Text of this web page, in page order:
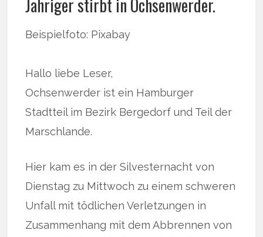
Beispielfoto: Pixabay
Hallo liebe Leser,
Ochsenwerder ist ein Hamburger
Stadtteil im Bezirk Bergedorf und Teil der
Marschlande.
Hier kam es in der Silvesternacht von
Dienstag zu Mittwoch zu einem schweren
Unfall mit tödlichen Verletzungen in
Zusammenhang mit dem Abbrennen von